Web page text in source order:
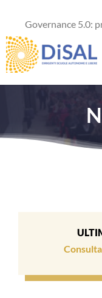
contenuto
Governance 5.0:
News